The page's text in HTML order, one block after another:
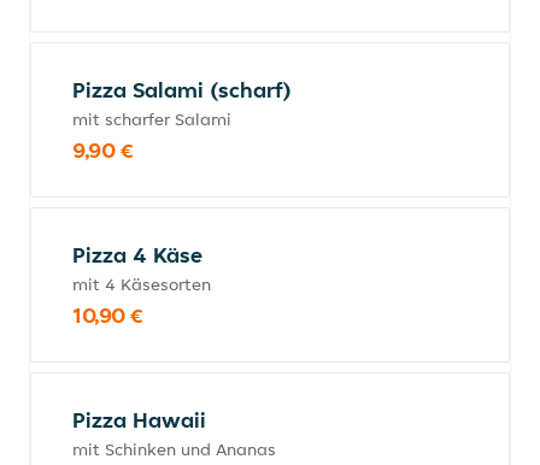
Pizza Salami (scharf)
mit scharfer Salami
9,90 €
Pizza 4 Käse
mit 4 Käsesorten
10,90 €
Pizza Hawaii
mit Schinken und Ananas